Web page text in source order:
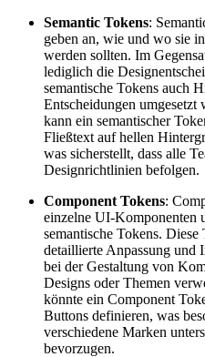
Semantic Tokens:
geben an, wie und wo sie
werden sollten. Im
lediglich die
semantische Tokens auch
Entscheidungen umgesetzt
kann ein semantischer
Fließtext auf hellen
was sicherstellt, dass alle
Designrichtlinien befolgen.
Component Tokens:
einzelne UI-Komponenten
semantische Tokens.
detaillierte Anpassung und
bei der Gestaltung von
Designs oder Themen
könnte ein Component
Buttons definieren, was
verschiedene Marken
bevorzugen.